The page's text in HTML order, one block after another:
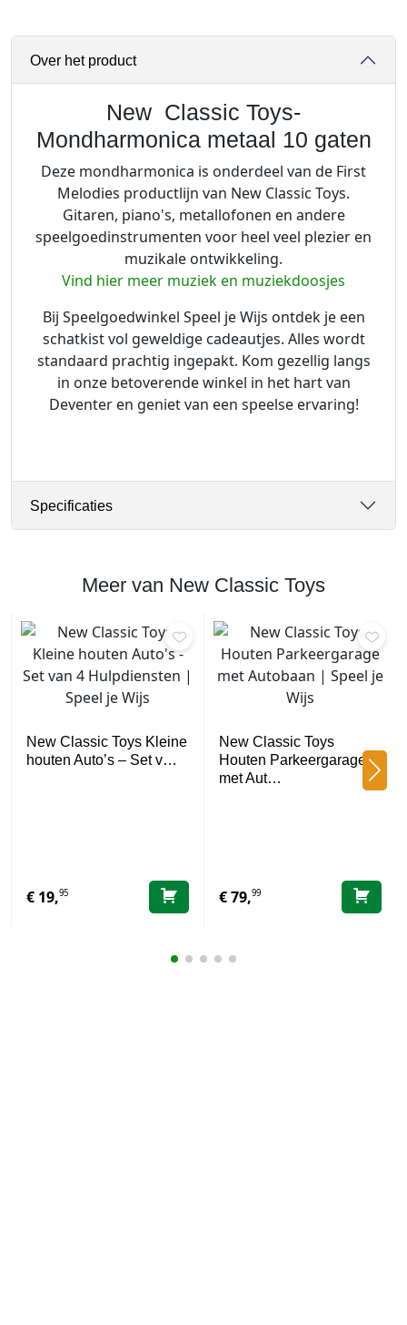
Over het product
New Classic Toys-
Mondharmonica metaal 10 gaten
Deze mondharmonica is onderdeel van de First
Melodies productlijn van New Classic Toys.
Gitaren, piano's, metallofonen en andere
speelgoedinstrumenten voor heel veel plezier en
muzikale ontwikkeling.
Vind hier meer muziek en muziekdoosjes
Bij Speelgoedwinkel Speel je Wijs ontdek je een
schatkist vol geweldige cadeautjes. Alles wordt
standaard prachtig ingepakt. Kom gezellig langs
in onze betoverende winkel in het hart van
Deventer en geniet van een speelse ervaring!
Specificaties
Meer van New Classic Toys
New Classic Toys Kleine
houten Auto’s – Set v…
€ 19,95
New Classic Toys
Houten Parkeergarage
met Aut…
€79,99